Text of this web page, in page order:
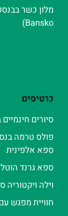
Bansko)
כרטיסים
סיורים
ספא אלפינית
ספא גרנד
וילה
חוויית מפגש